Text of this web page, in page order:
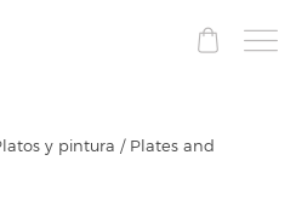
y pintura / Plates and